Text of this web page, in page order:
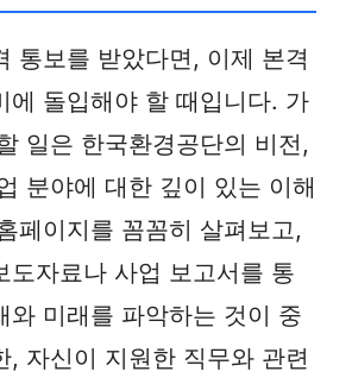
통보를 받았다면, 이제 본격
에 돌입해야 할 때입니다. 가
일은 한국환경공단의 비전,
분야에 대한 깊이 있는 이해
페이지를 꼼꼼히 살펴보고,
도자료나 사업 보고서를 통
와 미래를 파악하는 것이 중
, 자신이 지원한 직무와 관련